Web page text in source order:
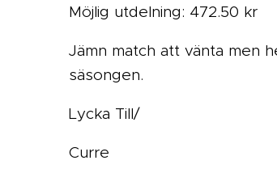
Möjlig utdelning: 472.50 kr
Jämn match att vänta men
säsongen.
Lycka Till/
Curre